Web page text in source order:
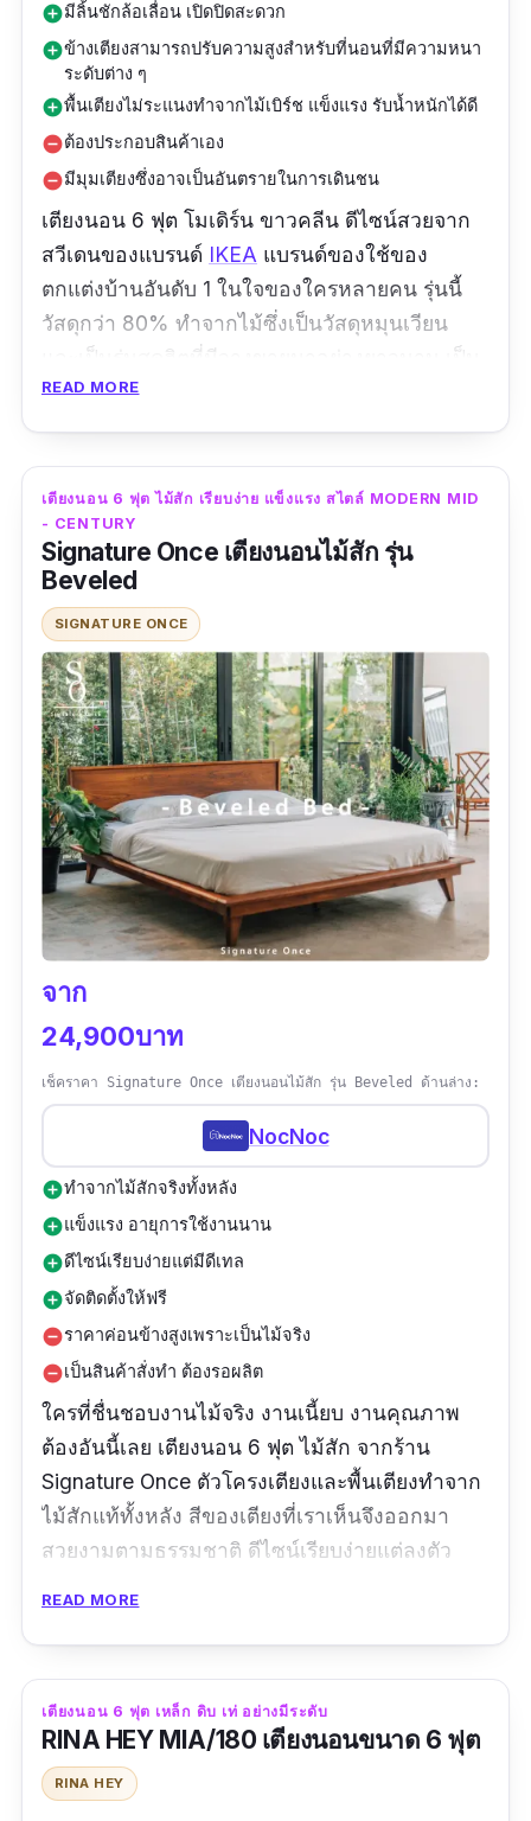
add_circleมีลิ้นชักล้อเลื่อน เปิดปิดสะดวก
add_circleข้างเตียงสามารถปรับความสูงสำหรับที่นอนที่มีความหนา
ระดับต่าง ๆ
add_circleพื้นเตียงไม่ระแนงทำจากไม้เบิร์ช แข็งแรง รับน้ำหนักได้ดี
remove_circleต้องประกอบสินค้าเอง
remove_circleมีมุมเตียงซึ่งอาจเป็นอันตรายในการเดินชน
เตียงนอน 6 ฟุต โมเดิร์น ขาวคลีน ดีไซน์สวยจาก
สวีเดนของแบรนด์ IKEA แบรนด์ของใช้ของ
ตกแต่งบ้านอันดับ 1 ในใจของใครหลายคน รุ่นนี้
วัสดุกว่า 80% ทำจากไม้ซึ่งเป็นวัสดุหมุนเวียน
เตียงนอน 6 ฟุต มีลิ้นชัก มีล้อเลื่อนใต้ลิ้นชักทำให้
การเปิดเข้าออกเป็นเรื่องง่ายดาย หัวเตียงสูงเหมาะ
สำหรับการนั่งพิงเพื่อดูทีวีหรืออ่านหนังสือ ข้าง
เตียงปรับความสูงได้ ใช้ได้กับที่นอนที่มีความหนา
ต่างกัน และพื้นเตียงไม้ระแนง ทำจากระแนงไม้
เบิร์ช 17 ชิ้นที่รองรับน้ำหนักตัวได้ดีและยังเพิ่ม
หลับสบายอย่างมั่นใจ
รีวิวจากผู้ใช้จริง
สวยงาม วัสดุดี จัดตกแต่งเข้ากับห้องได้ง่สย
READ MORE
เตียงนอน 6 ฟุต ไม้สัก เรียบง่าย แข็งแรง สไตล์ MODERN MID
- CENTURY
Signature Once เตียงนอนไม้สัก รุ่น
Beveled
SIGNATURE ONCE
จาก
24,900บาท
เช็คราคา Signature Once เตียงนอนไม้สัก รุ่น Beveled ด้านล่าง:
NocNoc
add_circleทำจากไม้สักจริงทั้งหลัง
add_circleแข็งแรง อายุการใช้งานนาน
add_circleดีไซน์เรียบง่ายแต่มีดีเทล
add_circleจัดติดตั้งให้ฟรี
remove_circleราคาค่อนข้างสูงเพราะเป็นไม้จริง
remove_circleเป็นสินค้าสั่งทำ ต้องรอผลิต
ใครที่ชื่นชอบงานไม้จริง งานเนี้ยบ งานคุณภาพ
ต้องอันนี้เลย เตียงนอน 6 ฟุต ไม้สัก จากร้าน
Signature Once ตัวโครงเตียงและพื้นเตียงทำจาก
ไม้สักแท้ทั้งหลัง สีของเตียงที่เราเห็นจึงออกมา
สวยงามตามธรรมชาติ ดีไซน์เรียบง่ายแต่ลงตัว
Modern Mid - Century
รีวิวจากผู้ใช้จริง
สินค้าสวย แข็งแรง เนื้อไม้สวย มีสั่งปูเต็มพื้นเตียง
READ MORE
เตียงนอน 6 ฟุต เหล็ก ดิบ เท่ อย่างมีระดับ
RINA HEY MIA/180 เตียงนอนขนาด 6 ฟุต
RINA HEY